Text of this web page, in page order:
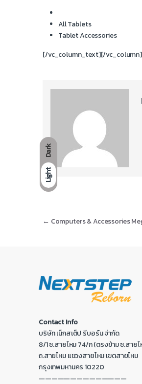
Dark
Light
All Tablets
Tablet Accessories
[/vc_column_text][/
← Computers & Accessories
Contact Info
บริษัท เน็กสเต็ป รีบอร์น จำกัด
8/1 ซ.สายไหม 74/ก (ตรงข้าม ซ.สาย
ถ.สายไหม แขวงสายไหม เขตสายไหม
กรุงเทพมหานคร 10220
——————————————